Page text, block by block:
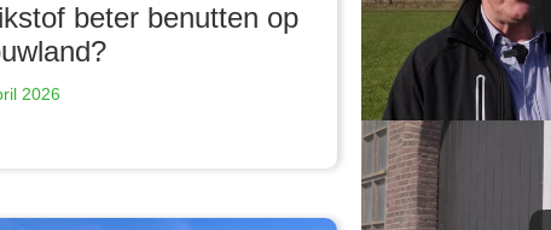
beter benutten op
2026